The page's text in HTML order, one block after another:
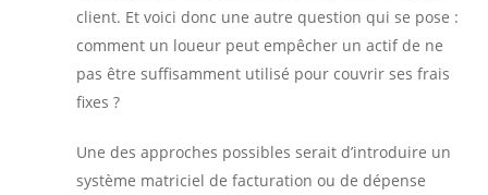
client. Et voici donc une autre question qui se pose :
comment un loueur peut empêcher un actif de ne
pas être suffisamment utilisé pour couvrir ses frais
fixes ?
Une des approches possibles serait d’introduire un
système matriciel de facturation ou de dépense